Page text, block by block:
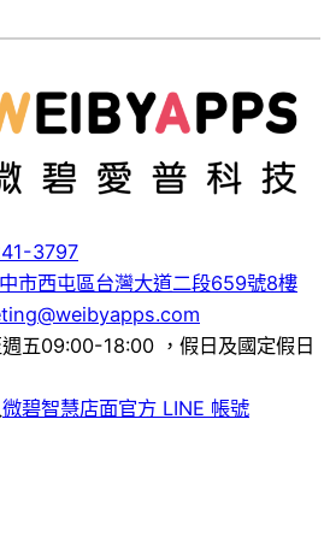
3797
市西屯區台灣大道二段659號8樓
五09:00-18:00 ，假日及國定假日
微碧智慧店面官方 LINE 帳號